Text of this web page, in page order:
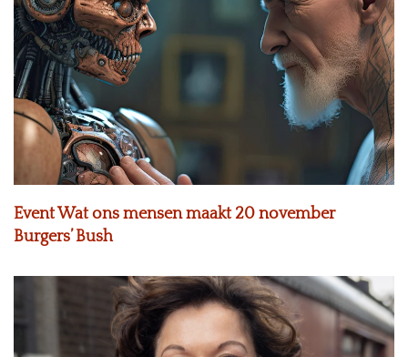
Event Wat ons mensen maakt 20 november
Burgers’ Bush